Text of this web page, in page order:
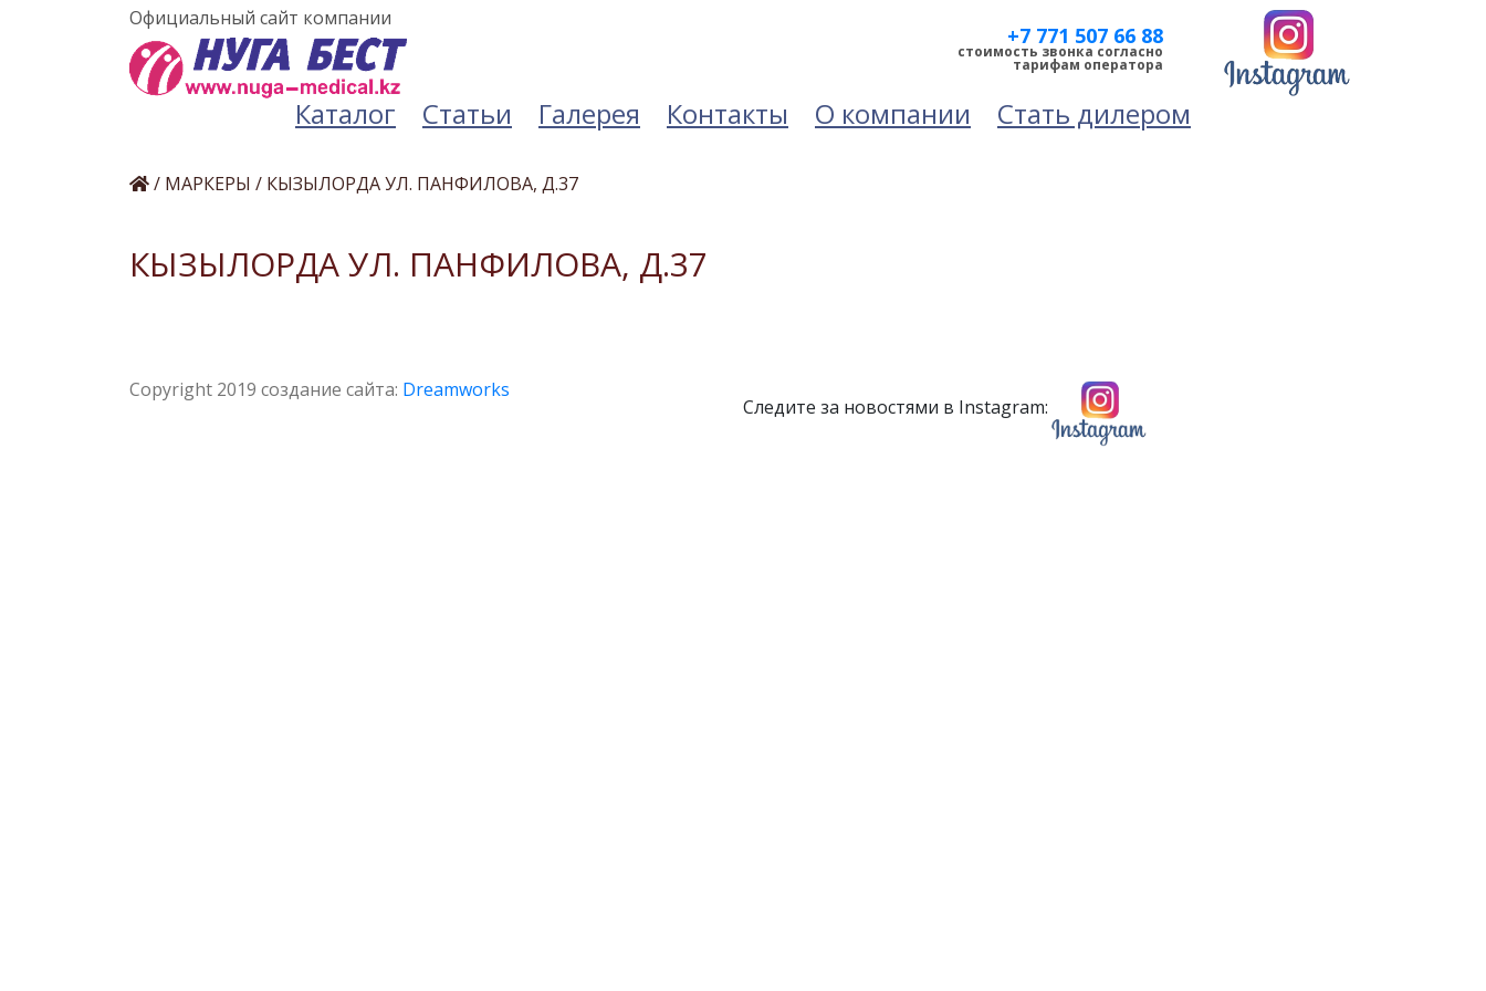
Официальный сайт компании
+7 771 507 66 88
стоимость звонка согласно
тарифам оператора
Каталог Статьи Галерея Контакты О компании Стать дилером
/ МАРКЕРЫ / КЫЗЫЛОРДА УЛ. ПАНФИЛОВА, Д.37
КЫЗЫЛОРДА УЛ. ПАНФИЛОВА, Д.37
Copyright 2019 cоздание сайта: Dreamworks
Следите за новостями в Instagram: